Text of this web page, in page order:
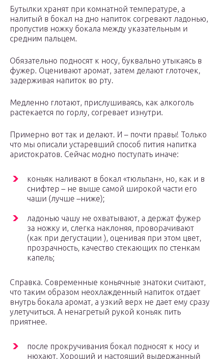
Бутылки хранят при комнатной температуре, а
налитый в бокал на дно напиток согревают ладонью,
пропустив ножку бокала между указательным и
средним пальцем.
Обязательно подносят к носу, буквально утыкаясь в
фужер. Оценивают аромат, затем делают глоточек,
задерживая напиток во рту.
Медленно глотают, прислушиваясь, как алкоголь
растекается по горлу, согревает изнутри.
Примерно вот так и делают. И – почти правы! Только
что мы описали устаревший способ пития напитка
аристократов. Сейчас модно поступать иначе:
коньяк наливают в бокал «тюльпан», но, как и в
снифтер – не выше самой широкой части его
чаши (лучше –ниже);
ладонью чашу не охватывают, а держат фужер
за ножку и, слегка наклоняя, проворачивают
(как при дегустации ), оценивая при этом цвет,
прозрачность, качество стекающих по стенкам
капель;
Справка. Современные коньячные знатоки считают,
что таким образом неохлажденный напиток отдает
внутрь бокала аромат, а узкий верх не дает ему сразу
улетучиться. А ненагретый рукой коньяк пить
приятнее.
после прокручивания бокал подносят к носу и
нюхают. Хороший и настоящий выдержанный